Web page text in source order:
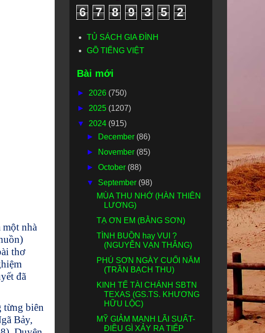
nhà
thơ
đã
từng biên
Bảy,
6 7 8 9 3 5 2
TỦ SÁCH GIA ĐÌNH
GÕ TIẾNG VIỆT
Bài mới
► 2026 (750)
► 2025 (1207)
▼ 2024 (915)
►
December (86)
►
November (85)
►October (88)
▼ September (98)
MÙA THU NHỚ (HÀN THIÊN
LƯƠNG)
TẠ ƠN EM (BẰNG SƠN)
TÌNH BUỒN hay VUI ?
(NGUYỄN VẠN THẮNG)
PHÚ SƠN NGÀY CUỐI NĂM
(TRẦN BẠCH THU)
KINH TẾ TÀI CHÁNH SBTN
TEXAS (GS.TS. KHƯƠNG
HỮU LỘC)
MỸ GIẢM MẠNH LÃI SUẤT-
ĐIỀU GÌ XẢY RA TIẾP